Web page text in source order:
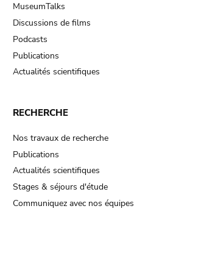
MuseumTalks
Discussions de films
Podcasts
Publications
Actualités scientifiques
RECHERCHE
Nos travaux de recherche
Publications
Actualités scientifiques
Stages & séjours d'étude
Communiquez avec nos équipes